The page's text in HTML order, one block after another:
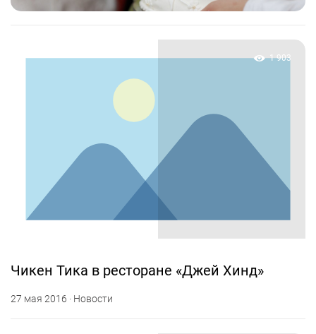
1 903
Чикен Тика в ресторане «Джей Хинд»
27 мая 2016 · Новости